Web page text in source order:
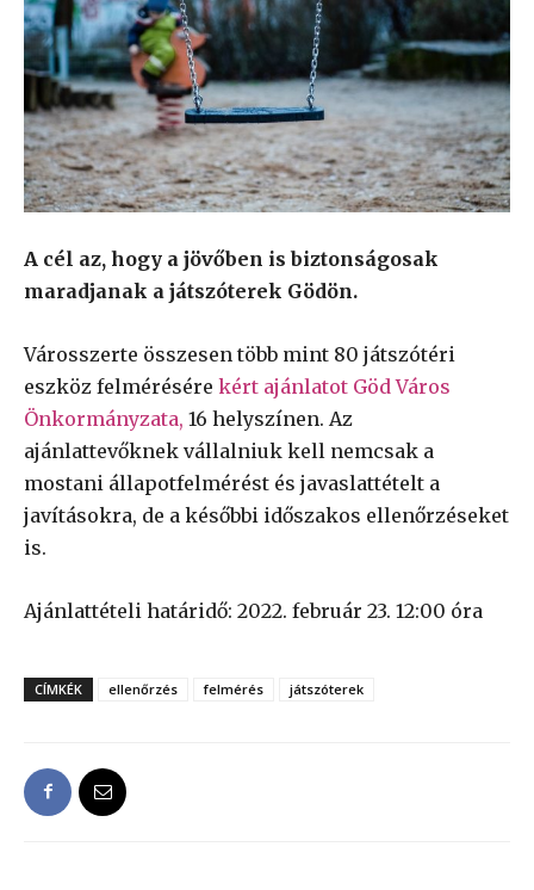
A cél az, hogy a jövőben is biztonságosak
maradjanak a játszóterek Gödön.
Városszerte összesen több mint 80 játszótéri
eszköz felmérésére kért ajánlatot Göd Város
Önkormányzata, 16 helyszínen. Az
ajánlattevőknek vállalniuk kell nemcsak a
mostani állapotfelmérést és javaslattételt a
javításokra, de a későbbi időszakos ellenőrzéseket
is.
Ajánlattételi határidő: 2022. február 23. 12:00 óra
CÍMKÉK ellenőrzés felmérés játszóterek